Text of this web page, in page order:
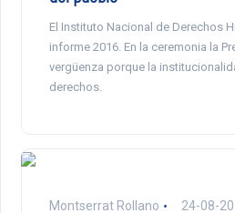
El Instituto Nacional de Derechos
informe 2016. En la ceremonia la
vergüenza porque la
derechos.
Montserrat Rollano 24-08-